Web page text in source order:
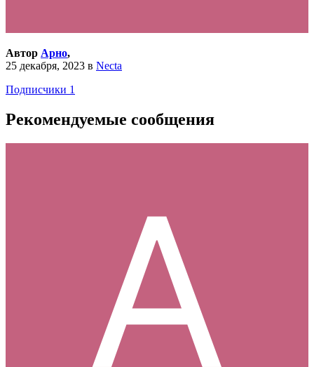
Автор Арно,
25 декабря, 2023 в Necta
Подписчики 1
Рекомендуемые сообщения